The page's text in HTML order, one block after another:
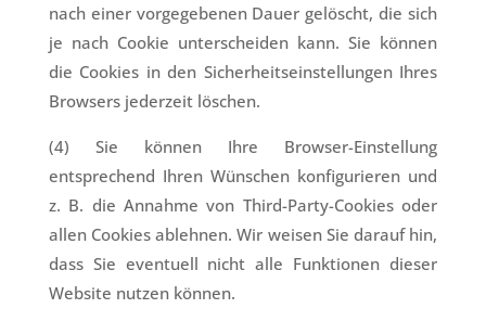
nach einer vorgegebenen Dauer gelöscht, die sich
je nach Cookie unterscheiden kann. Sie können
die Cookies in den Sicherheitseinstellungen Ihres
Browsers jederzeit löschen.
(4) Sie können Ihre Browser-Einstellung
entsprechend Ihren Wünschen konfigurieren und
z. B. die Annahme von Third-Party-Cookies oder
allen Cookies ablehnen. Wir weisen Sie darauf hin,
dass Sie eventuell nicht alle Funktionen dieser
Website nutzen können.